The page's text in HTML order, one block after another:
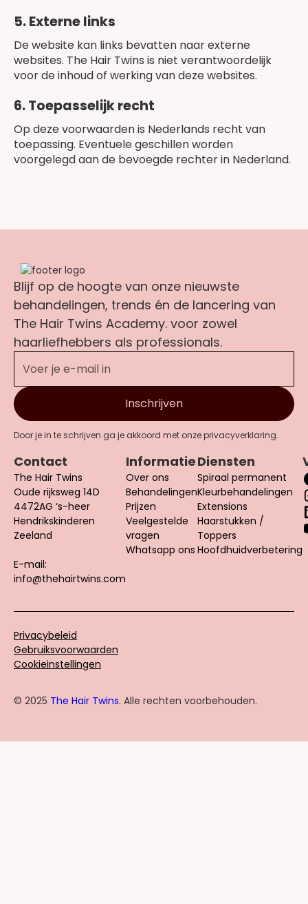
5. Externe links
De website kan links bevatten naar externe
websites. The Hair Twins is niet verantwoordelijk
voor de inhoud of werking van deze websites.
6. Toepasselijk recht
Op deze voorwaarden is Nederlands recht van
toepassing. Eventuele geschillen worden
voorgelegd aan de bevoegde rechter in Nederland.
Blijf op de hoogte van onze nieuwste
behandelingen, trends én de lancering van
The Hair Twins Academy. voor zowel
haarliefhebbers als professionals.
Door je in te schrijven ga je akkoord met onze privacyverklaring.
Contact
The Hair Twins
Oude rijksweg 14D
4472AG ‘s-heer
Hendrikskinderen
Zeeland
E-mail:
info@thehairtwins.com
Informatie
Over ons
Behandelingen
Prijzen
Veelgestelde
vragen
Whatsapp ons
Diensten
Spiraal permanent
Kleurbehandelingen
Extensions
Haarstukken /
Toppers
Hoofdhuidverbetering
© 2025 The Hair Twins. Alle rechten voorbehouden.
Privacybeleid
Gebruiksvoorwaarden
Cookieinstellingen